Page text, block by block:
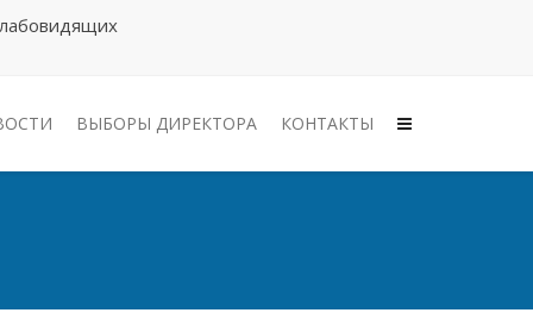
ВЫБОРЫ ДИРЕКТОРА КОНТАКТЫ